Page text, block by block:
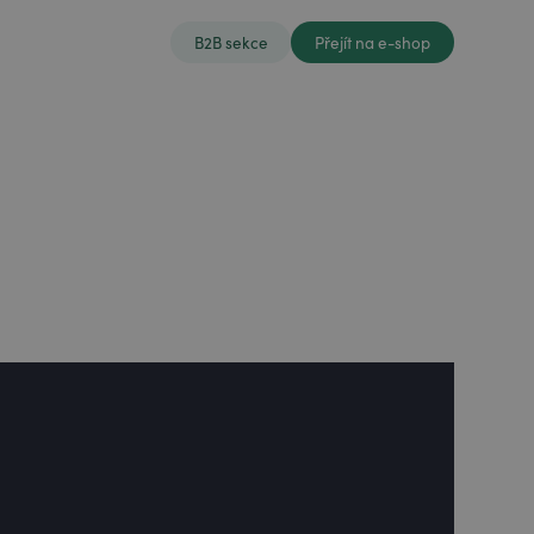
B2B sekce Přejít na e-shop